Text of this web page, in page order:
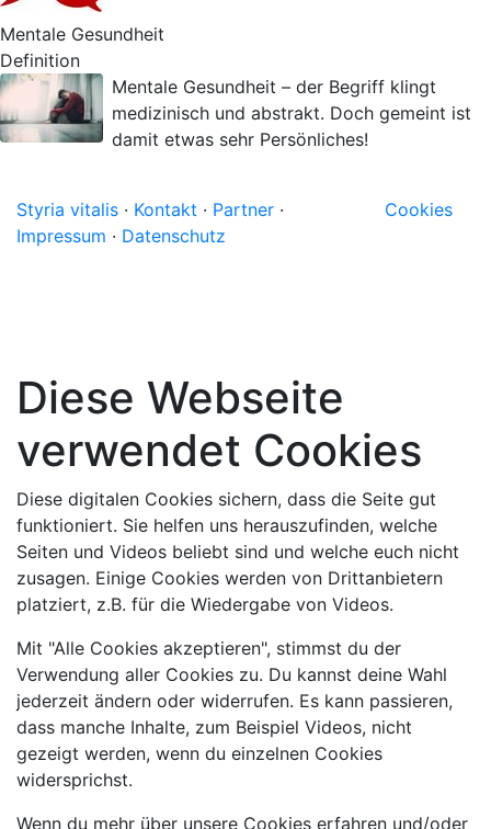
Mentale Gesundheit
Definition
Mentale Gesundheit – der Begriff klingt
medizinisch und abstrakt. Doch gemeint ist
damit etwas sehr Persönliches!
Styria vitalis · Kontakt · Partner ·
Impressum · Datenschutz
Cookies
Diese Webseite
verwendet Cookies
Diese digitalen Cookies sichern, dass die Seite gut
funktioniert. Sie helfen uns herauszufinden, welche
Seiten und Videos beliebt sind und welche euch nicht
zusagen. Einige Cookies werden von Drittanbietern
platziert, z.B. für die Wiedergabe von Videos.
Mit "Alle Cookies akzeptieren", stimmst du der
Verwendung aller Cookies zu. Du kannst deine Wahl
jederzeit ändern oder widerrufen. Es kann passieren,
dass manche Inhalte, zum Beispiel Videos, nicht
gezeigt werden, wenn du einzelnen Cookies
widersprichst.
Wenn du mehr über unsere Cookies erfahren und/oder